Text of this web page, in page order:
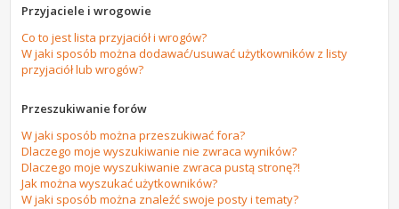
Przyjaciele i wrogowie
Co to jest lista przyjaciół i wrogów?
W jaki sposób można dodawać/usuwać użytkowników z listy
przyjaciół lub wrogów?
Przeszukiwanie forów
W jaki sposób można przeszukiwać fora?
Dlaczego moje wyszukiwanie nie zwraca wyników?
Dlaczego moje wyszukiwanie zwraca pustą stronę?!
Jak można wyszukać użytkowników?
W jaki sposób można znaleźć swoje posty i tematy?